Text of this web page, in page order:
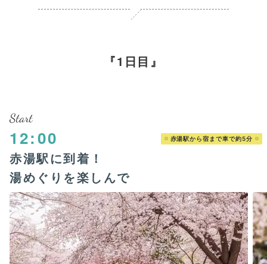
1日目
Start
12:00 赤湯駅から宿まで車で約5分
赤湯駅に到着！
湯めぐりを楽しんで